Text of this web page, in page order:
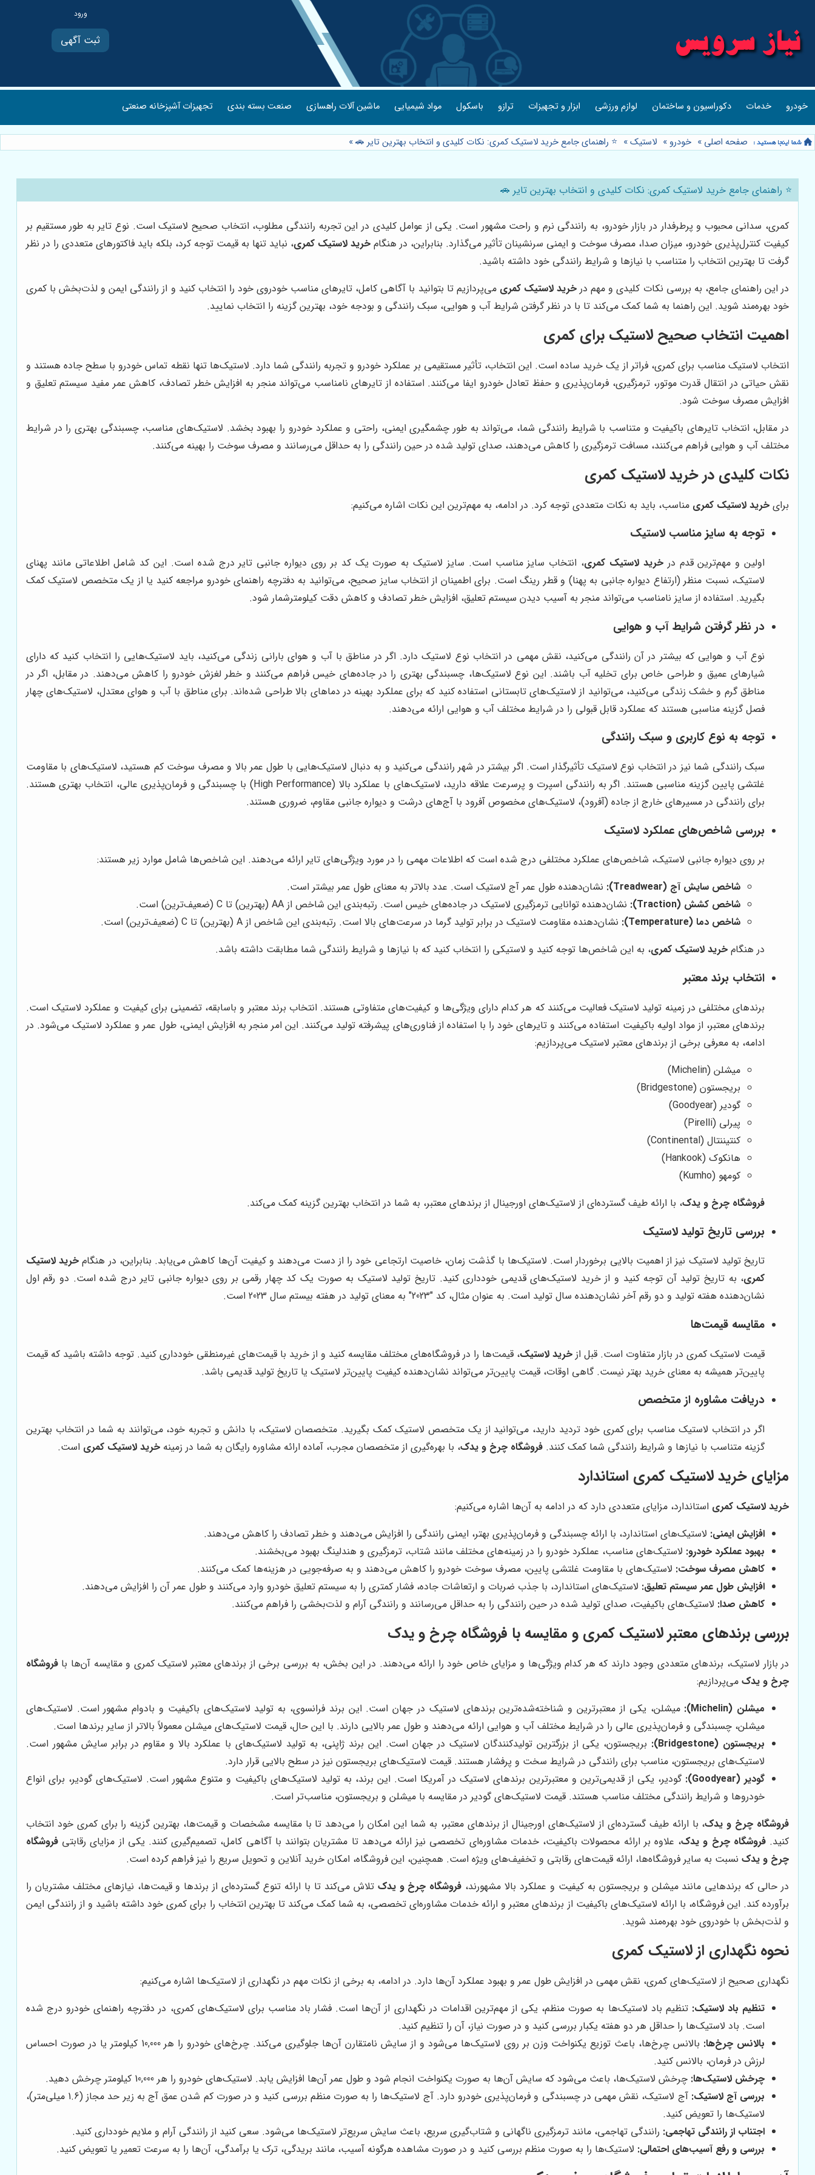
ثبت آگهی
خودرو خدمات دکوراسیون و ساختمان لوازم ورزشی ابزار و تجهیزات ترازو باسکول مواد شیمیایی ماشین آلات راهسازی صنعت بسته بندی تجهیزات آشپزخانه صنعتی
صفحه اصلی » خودرو » لاستیک» ⭐️ راهنمای جامع خرید لاستیک کمری: نکات کلیدی و انتخاب بهترین تایر 🚗»
⭐️ راهنمای جامع خرید لاستیک کمری: نکات کلیدی و انتخاب بهترین تایر 🚗
کمری، سدانی محبوب و پرطرفدار در بازار خودرو، به رانندگی نرم و راحت مشهور است. یکی از عوامل کلیدی در این تجربه رانندگی مطلوب، انتخاب صحیح لاستیک است. نوع تایر به طور مستقیم بر
کیفیت کنترل‌پذیری خودرو، میزان صدا، مصرف سوخت و ایمنی سرنشینان تأثیر می‌گذارد. بنابراین، در هنگام خرید لاستیک کمری، نباید تنها به قیمت توجه کرد، بلکه باید فاکتورهای متعددی را در نظر
گرفت تا بهترین انتخاب را متناسب با نیازها و شرایط رانندگی خود داشته باشید.
در این راهنمای جامع، به بررسی نکات کلیدی و مهم در خرید لاستیک کمری می‌پردازیم تا بتوانید با آگاهی کامل، تایرهای مناسب خودروی خود را انتخاب کنید و از رانندگی ایمن و لذت‌بخش با کمری
خود بهره‌مند شوید. این راهنما به شما کمک می‌کند تا با در نظر گرفتن شرایط آب و هوایی، سبک رانندگی و بودجه خود، بهترین گزینه را انتخاب نمایید.
اهمیت انتخاب صحیح لاستیک برای کمری
انتخاب لاستیک مناسب برای کمری، فراتر از یک خرید ساده است. این انتخاب، تأثیر مستقیمی بر عملکرد خودرو و تجربه رانندگی شما دارد. لاستیک‌ها تنها نقطه تماس خودرو با سطح جاده هستند و
نقش حیاتی در انتقال قدرت موتور، ترمزگیری، فرمان‌پذیری و حفظ تعادل خودرو ایفا می‌کنند. استفاده از تایرهای نامناسب می‌تواند منجر به افزایش خطر تصادف، کاهش عمر مفید سیستم تعلیق و
افزایش مصرف سوخت شود.
در مقابل، انتخاب تایرهای باکیفیت و متناسب با شرایط رانندگی شما، می‌تواند به طور چشمگیری ایمنی، راحتی و عملکرد خودرو را بهبود بخشد. لاستیک‌های مناسب، چسبندگی بهتری را در شرایط
مختلف آب و هوایی فراهم می‌کنند، مسافت ترمزگیری را کاهش می‌دهند، صدای تولید شده در حین رانندگی را به حداقل می‌رسانند و مصرف سوخت را بهینه می‌کنند.
نکات کلیدی در خرید لاستیک کمری
برای خرید لاستیک کمری مناسب، باید به نکات متعددی توجه کرد. در ادامه، به مهم‌ترین این نکات اشاره می‌کنیم:
توجه به سایز مناسب لاستیک
اولین و مهم‌ترین قدم درخرید لاستیک کمری، انتخاب سایز مناسب است. سایز لاستیک به صورت یک کد بر روی دیواره جانبی تایر درج شده است. این کد شامل اطلاعاتی مانند پهنای
لاستیک، نسبت منظر (ارتفاع دیواره جانبی به پهنا) و قطر رینگ است. برای اطمینان از انتخاب سایز صحیح، می‌توانید به دفترچه راهنمای خودرو مراجعه کنید یا از یک متخصص لاستیک کمک
بگیرید. استفاده از سایز نامناسب می‌تواند منجر به آسیب دیدن سیستم تعلیق، افزایش خطر تصادف و کاهش دقت کیلومترشمار شود.
در نظر گرفتن شرایط آب و هوایی
نوع آب و هوایی که بیشتر در آن رانندگی می‌کنید، نقش مهمی در انتخاب نوع لاستیک دارد. اگر در مناطق با آب و هوای بارانی زندگی می‌کنید، باید لاستیک‌هایی را انتخاب کنید که دارای
شیارهای عمیق و طراحی خاص برای تخلیه آب باشند. این نوع لاستیک‌ها، چسبندگی بهتری را در جاده‌های خیس فراهم می‌کنند و خطر لغزش خودرو را کاهش می‌دهند. در مقابل، اگر در
مناطق گرم و خشک زندگی می‌کنید، می‌توانید از لاستیک‌های تابستانی استفاده کنید که برای عملکرد بهینه در دماهای بالا طراحی شده‌اند. برای مناطق با آب و هوای معتدل، لاستیک‌های چهار
فصل گزینه مناسبی هستند که عملکرد قابل قبولی را در شرایط مختلف آب و هوایی ارائه می‌دهند.
توجه به نوع کاربری و سبک رانندگی
سبک رانندگی شما نیز در انتخاب نوع لاستیک تأثیرگذار است. اگر بیشتر در شهر رانندگی می‌کنید و به دنبال لاستیک‌هایی با طول عمر بالا و مصرف سوخت کم هستید، لاستیک‌های با مقاومت
غلتشی پایین گزینه مناسبی هستند. اگر به رانندگی اسپرت و پرسرعت علاقه دارید، لاستیک‌های با عملکرد بالا (High Performance) با چسبندگی و فرمان‌پذیری عالی، انتخاب بهتری هستند.
برای رانندگی در مسیرهای خارج از جاده (آفرود)، لاستیک‌های مخصوص آفرود با آج‌های درشت و دیواره جانبی مقاوم، ضروری هستند.
بررسی شاخص‌های عملکرد لاستیک
بر روی دیواره جانبی لاستیک، شاخص‌های عملکرد مختلفی درج شده است که اطلاعات مهمی را در مورد ویژگی‌های تایر ارائه می‌دهند. این شاخص‌ها شامل موارد زیر هستند:
شاخص سایش آج (Treadwear):
نشان‌دهنده طول عمر آج لاستیک است. عدد بالاتر به معنای طول عمر بیشتر است.
شاخص کشش (Traction):
نشان‌دهنده توانایی ترمزگیری لاستیک در جاده‌های خیس است. رتبه‌بندی این شاخص از AA (بهترین) تا C (ضعیف‌ترین) است.
شاخص دما (Temperature):
نشان‌دهنده مقاومت لاستیک در برابر تولید گرما در سرعت‌های بالا است. رتبه‌بندی این شاخص از A (بهترین) تا C (ضعیف‌ترین) است.
در هنگام خرید لاستیک کمری، به این شاخص‌ها توجه کنید و لاستیکی را انتخاب کنید که با نیازها و شرایط رانندگی شما مطابقت داشته باشد.
انتخاب برند معتبر
برندهای مختلفی در زمینه تولید لاستیک فعالیت می‌کنند که هر کدام دارای ویژگی‌ها و کیفیت‌های متفاوتی هستند. انتخاب برند معتبر و باسابقه، تضمینی برای کیفیت و عملکرد لاستیک است.
برندهای معتبر، از مواد اولیه باکیفیت استفاده می‌کنند و تایرهای خود را با استفاده از فناوری‌های پیشرفته تولید می‌کنند. این امر منجر به افزایش ایمنی، طول عمر و عملکرد لاستیک می‌شود. در
ادامه، به معرفی برخی از برندهای معتبر لاستیک می‌پردازیم:
میشلن (Michelin)
بریجستون (Bridgestone)
گودیر (Goodyear)
پیرلی (Pirelli)
کنتیننتال (Continental)
هانکوک (Hankook)
کومهو (Kumho)
فروشگاه چرخ و یدک، با ارائه طیف گسترده‌ای از لاستیک‌های اورجینال از برندهای معتبر، به شما در انتخاب بهترین گزینه کمک می‌کند.
بررسی تاریخ تولید لاستیک
تاریخ تولید لاستیک نیز از اهمیت بالایی برخوردار است. لاستیک‌ها با گذشت زمان، خاصیت ارتجاعی خود را از دست می‌دهند و کیفیت آن‌ها کاهش می‌یابد. بنابراین، در هنگام خرید لاستیک
کمری، به تاریخ تولید آن توجه کنید و از خرید لاستیک‌های قدیمی خودداری کنید. تاریخ تولید لاستیک به صورت یک کد چهار رقمی بر روی دیواره جانبی تایر درج شده است. دو رقم اول
نشان‌دهنده هفته تولید و دو رقم آخر نشان‌دهنده سال تولید است. به عنوان مثال، کد "2023" به معنای تولید در هفته بیستم سال 2023 است.
مقایسه قیمت‌ها
قیمت لاستیک کمری در بازار متفاوت است. قبل از خرید لاستیک، قیمت‌ها را در فروشگاه‌های مختلف مقایسه کنید و از خرید با قیمت‌های غیرمنطقی خودداری کنید. توجه داشته باشید که قیمت
پایین‌تر همیشه به معنای خرید بهتر نیست. گاهی اوقات، قیمت پایین‌تر می‌تواند نشان‌دهنده کیفیت پایین‌تر لاستیک یا تاریخ تولید قدیمی باشد.
دریافت مشاوره از متخصص
اگر در انتخاب لاستیک مناسب برای کمری خود تردید دارید، می‌توانید از یک متخصص لاستیک کمک بگیرید. متخصصان لاستیک، با دانش و تجربه خود، می‌توانند به شما در انتخاب بهترین
گزینه متناسب با نیازها و شرایط رانندگی شما کمک کنند. فروشگاه چرخ و یدک، با بهره‌گیری از متخصصان مجرب، آماده ارائه مشاوره رایگان به شما در زمینه خرید لاستیک کمری است.
مزایای خرید لاستیک کمری استاندارد
خرید لاستیک کمری استاندارد، مزایای متعددی دارد که در ادامه به آن‌ها اشاره می‌کنیم:
افزایش ایمنی: لاستیک‌های استاندارد، با ارائه چسبندگی و فرمان‌پذیری بهتر، ایمنی رانندگی را افزایش می‌دهند و خطر تصادف را کاهش می‌دهند.
بهبود عملکرد خودرو: لاستیک‌های مناسب، عملکرد خودرو را در زمینه‌های مختلف مانند شتاب، ترمزگیری و هندلینگ بهبود می‌بخشند.
کاهش مصرف سوخت: لاستیک‌های با مقاومت غلتشی پایین، مصرف سوخت خودرو را کاهش می‌دهند و به صرفه‌جویی در هزینه‌ها کمک می‌کنند.
افزایش طول عمر سیستم تعلیق: لاستیک‌های استاندارد، با جذب ضربات و ارتعاشات جاده، فشار کمتری را به سیستم تعلیق خودرو وارد می‌کنند و طول عمر آن را افزایش می‌دهند.
کاهش صدا: لاستیک‌های باکیفیت، صدای تولید شده در حین رانندگی را به حداقل می‌رسانند و رانندگی آرام و لذت‌بخشی را فراهم می‌کنند.
بررسی برندهای معتبر لاستیک کمری و مقایسه با فروشگاه چرخ و یدک
در بازار لاستیک، برندهای متعددی وجود دارند که هر کدام ویژگی‌ها و مزایای خاص خود را ارائه می‌دهند. در این بخش، به بررسی برخی از برندهای معتبر لاستیک کمری و مقایسه آن‌ها بافروشگاه
چرخ و یدکمی‌پردازیم:
میشلن (Michelin):
میشلن، یکی از معتبرترین و شناخته‌شده‌ترین برندهای لاستیک در جهان است. این برند فرانسوی، به تولید لاستیک‌های باکیفیت و بادوام مشهور است. لاستیک‌های
میشلن، چسبندگی و فرمان‌پذیری عالی را در شرایط مختلف آب و هوایی ارائه می‌دهند و طول عمر بالایی دارند. با این حال، قیمت لاستیک‌های میشلن معمولاً بالاتر از سایر برندها است.
بریجستون (Bridgestone):
بریجستون، یکی از بزرگترین تولیدکنندگان لاستیک در جهان است. این برند ژاپنی، به تولید لاستیک‌های با عملکرد بالا و مقاوم در برابر سایش مشهور است.
لاستیک‌های بریجستون، مناسب برای رانندگی در شرایط سخت و پرفشار هستند. قیمت لاستیک‌های بریجستون نیز در سطح بالایی قرار دارد.
گودیر (Goodyear):
گودیر، یکی از قدیمی‌ترین و معتبرترین برندهای لاستیک در آمریکا است. این برند، به تولید لاستیک‌های باکیفیت و متنوع مشهور است. لاستیک‌های گودیر، برای انواع
خودروها و شرایط رانندگی مختلف مناسب هستند. قیمت لاستیک‌های گودیر در مقایسه با میشلن و بریجستون، مناسب‌تر است.
فروشگاه چرخ و یدک، با ارائه طیف گسترده‌ای از لاستیک‌های اورجینال از برندهای معتبر، به شما این امکان را می‌دهد تا با مقایسه مشخصات و قیمت‌ها، بهترین گزینه را برای کمری خود انتخاب
کنید.فروشگاه چرخ و یدک، علاوه بر ارائه محصولات باکیفیت، خدمات مشاوره‌ای تخصصی نیز ارائه می‌دهد تا مشتریان بتوانند با آگاهی کامل، تصمیم‌گیری کنند. یکی از مزایای رقابتیفروشگاه
چرخ و یدکنسبت به سایر فروشگاه‌ها، ارائه قیمت‌های رقابتی و تخفیف‌های ویژه است. همچنین، این فروشگاه، امکان خرید آنلاین و تحویل سریع را نیز فراهم کرده است.
در حالی که برندهایی مانند میشلن و بریجستون به کیفیت و عملکرد بالا مشهورند، فروشگاه چرخ و یدک تلاش می‌کند تا با ارائه تنوع گسترده‌ای از برندها و قیمت‌ها، نیازهای مختلف مشتریان را
برآورده کند. این فروشگاه، با ارائه لاستیک‌های باکیفیت از برندهای معتبر و ارائه خدمات مشاوره‌ای تخصصی، به شما کمک می‌کند تا بهترین انتخاب را برای کمری خود داشته باشید و از رانندگی ایمن
و لذت‌بخش با خودروی خود بهره‌مند شوید.
نحوه نگهداری از لاستیک کمری
نگهداری صحیح از لاستیک‌های کمری، نقش مهمی در افزایش طول عمر و بهبود عملکرد آن‌ها دارد. در ادامه، به برخی از نکات مهم در نگهداری از لاستیک‌ها اشاره می‌کنیم:
تنظیم باد لاستیک: تنظیم باد لاستیک‌ها به صورت منظم، یکی از مهم‌ترین اقدامات در نگهداری از آن‌ها است. فشار باد مناسب برای لاستیک‌های کمری، در دفترچه راهنمای خودرو درج شده
است. باد لاستیک‌ها را حداقل هر دو هفته یکبار بررسی کنید و در صورت نیاز، آن را تنظیم کنید.
بالانس چرخ‌ها:
بالانس چرخ‌ها، باعث توزیع یکنواخت وزن بر روی لاستیک‌ها می‌شود و از سایش نامتقارن آن‌ها جلوگیری می‌کند. چرخ‌های خودرو را هر 10,000 کیلومتر یا در صورت احساس
لرزش در فرمان، بالانس کنید.
چرخش لاستیک‌ها: چرخش لاستیک‌ها، باعث می‌شود که سایش آن‌ها به صورت یکنواخت انجام شود و طول عمر آن‌ها افزایش یابد. لاستیک‌های خودرو را هر 10,000 کیلومتر چرخش دهید.
بررسی آج لاستیک:
آج لاستیک، نقش مهمی در چسبندگی و فرمان‌پذیری خودرو دارد. آج لاستیک‌ها را به صورت منظم بررسی کنید و در صورت کم شدن عمق آج به زیر حد مجاز (1.6 میلی‌متر)،
لاستیک‌ها را تعویض کنید.
اجتناب از رانندگی تهاجمی: رانندگی تهاجمی، مانند ترمزگیری ناگهانی و شتاب‌گیری سریع، باعث سایش سریع‌تر لاستیک‌ها می‌شود. سعی کنید از رانندگی آرام و ملایم خودداری کنید.
بررسی و رفع آسیب‌های احتمالی: لاستیک‌ها را به صورت منظم بررسی کنید و در صورت مشاهده هرگونه آسیب، مانند بریدگی، ترک یا برآمدگی، آن‌ها را به سرعت تعمیر یا تعویض کنید.